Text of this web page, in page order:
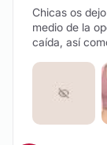
Chicas os
medio de la
caída, así